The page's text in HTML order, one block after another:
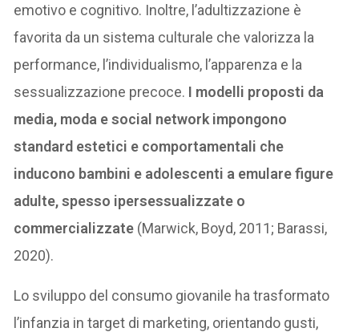
emotivo e cognitivo. Inoltre, l’adultizzazione è
favorita da un sistema culturale che valorizza la
performance, l’individualismo, l’apparenza e la
sessualizzazione precoce. I modelli proposti da
media, moda e social network impongono
standard estetici e comportamentali che
inducono bambini e adolescenti a emulare figure
adulte, spesso ipersessualizzate o
commercializzate (Marwick, Boyd, 2011; Barassi,
2020).
Lo sviluppo del consumo giovanile ha trasformato
l’infanzia in target di marketing, orientando gusti,